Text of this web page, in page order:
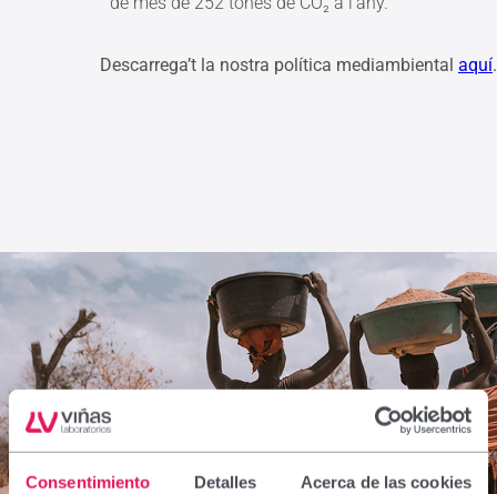
Consentimiento Detalles Acerca de las cookies
Descarrega’t la nostra política mediambiental aquí.